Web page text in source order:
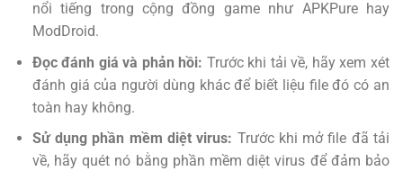
nổi tiếng trong cộng đồng game như APKPure hay
ModDroid.
Đọc đánh giá và phản hồi: Trước khi tải về, hãy xem xét
đánh giá của người dùng khác để biết liệu file đó có an
toàn hay không.
Sử dụng phần mềm diệt virus: Trước khi mở file đã tải
về, hãy quét nó bằng phần mềm diệt virus để đảm bảo